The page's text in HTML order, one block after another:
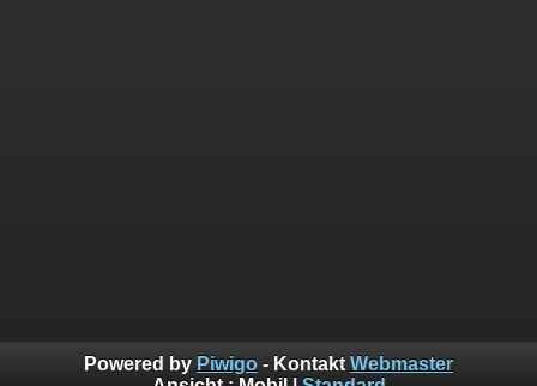
Powered by Piwigo - Kontakt Webmaster